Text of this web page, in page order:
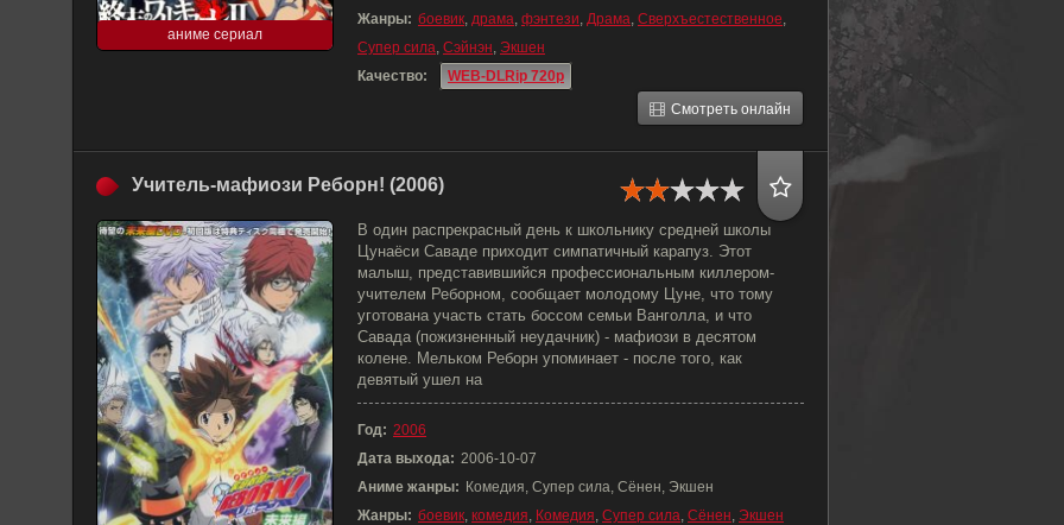
аниме сериал
Жанры: боевик, драма, фэнтези, Драма, Сверхъестественное,
Супер сила, Сэйнэн, Экшен
Качество:
WEB-DLRip 720p
Смотреть онлайн
Учитель-мафиози Реборн! (2006)
В один распрекрасный день к школьнику средней школы
Цунаёси Саваде приходит симпатичный карапуз. Этот
малыш, представившийся профессиональным киллером-
учителем Реборном, сообщает молодому Цуне, что тому
уготована участь стать боссом семьи Ванголла, и что
Савада (пожизненный неудачник) - мафиози в десятом
колене. Мельком Реборн упоминает - после того, как
девятый ушел на
Год: 2006
Дата выхода: 2006-10-07
Аниме жанры: Комедия, Супер сила, Сёнен, Экшен
Жанры: боевик, комедия, Комедия, Супер сила, Сёнен, Экшен